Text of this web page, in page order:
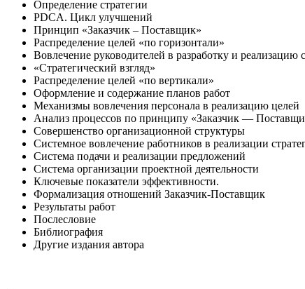
Определение стратегии
PDCA. Цикл улучшений
Принцип «Заказчик – Поставщик»
Распределение целей «по горизонтали»
Вовлечение руководителей в разработку и реализацию
«Стратегический взгляд»
Распределение целей «по вертикали»
Оформление и содержание планов работ
Механизмы вовлечения персонала в реализацию целей
Анализ процессов по принципу «Заказчик —
Совершенство организационной структуры
Системное вовлечение работников в реализации
Система подачи и реализации предложений
Система организации проектной деятельности
Ключевые показатели эффективности.
Формализация отношений Заказчик-Поставщик
Результаты работ
Послесловие
Библиография
Другие издания автора